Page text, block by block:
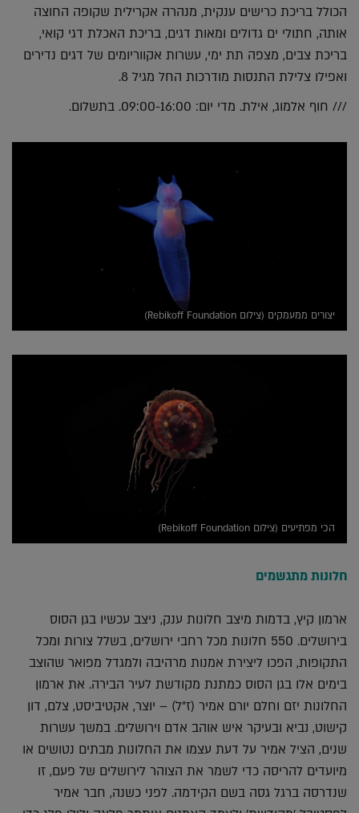
הכולל בריכת כרישים ענקית, מנהרה אקרילית שקופה החוצה
אותה, חתולי ים גדולים ומאות דגים, בריכת האכלת דגי קואי,
בריכת צבים, מצפה תת ימי, עשרות אקווריומים של דגים נדירים
ואפילו צלילת התנסות מודרכות החל מגיל 8.
/// חוף אלמוג, אילת. מדי יום: 09:00-16:00. בתשלום.
יצורים ממעמקים (צילום Rebikoff Foundation)
הכי מפתיעים (צילום Rebikoff Foundation)
חלונות מתגשמים
ארמון קיץ, בדמות מיצב חלונות ענק, ניצב עכשיו בגן הסוס
בירושלים. 550 חלונות מכל רחבי ירושלים, בשלל צורות ומכל
התקופות, הפכו ליצירת אמנות מרהיבה ולמגדל מפואר שהוצב
בימים אלו בגן הסוס כמתנת מקודשת לעיר הבירה. את ארמון
החלונות יזם וחלם יורם אמיר (ז"ל) – יוצר, אקטיביסט, צלם, דון
קישוט, נביא ובעיקר איש אוהב אדם וירושלים. במשך עשרות
שנים, הציל אמיר על דעת עצמו את החלונות מבתים נטושים או
מיועדים להריסה כדי לשמר את הצוהר לירושלים של פעם, זו
שנדרסה ברגל גסה בשם הקידמה. לפני כשנה, חבר אמיר